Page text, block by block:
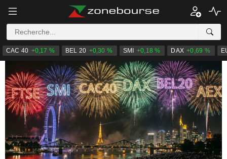
CAC 40 +0,17 % BEL 20 +0,30 % SMI +0,18 % DAX +0,69 %